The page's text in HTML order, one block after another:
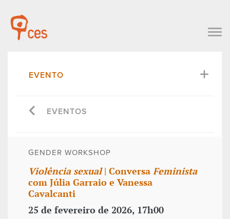
EVENTO
EVENTOS
GENDER WORKSHOP
Violência sexual| Conversa Feminista
com Júlia Garraio e Vanessa
Cavalcanti
25 de fevereiro de 2026, 17h00